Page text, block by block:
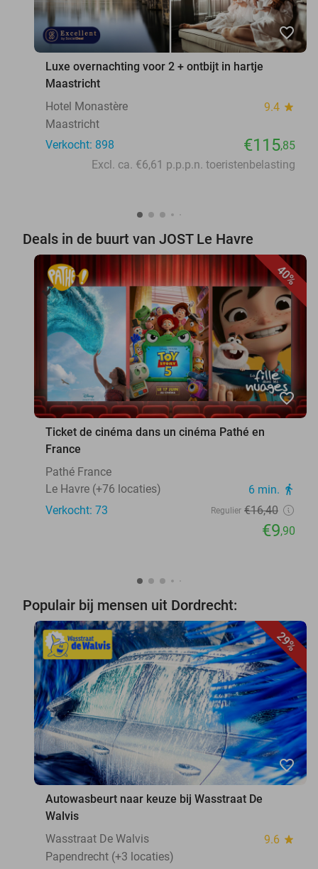
favorite_border
Luxe overnachting voor 2 + ontbijt in hartje
Maastricht
Hotel Monastère
9.4 star
Maastricht
Verkocht: 898
€115,85
Excl. ca. €6,61 p.p.p.n. toeristenbelasting
Deals in de buurt van JOST Le Havre
40%
favorite_border
Ticket de cinéma dans un cinéma Pathé en
France
Pathé France
Le Havre (+76 locaties)
6 min. directions_walk
Verkocht: 73 Regulier €16,40
€9,90
Populair bij mensen uit Dordrecht:
29%
favorite_border
Autowasbeurt naar keuze bij Wasstraat De
Walvis
Wasstraat De Walvis
9.6 star
Papendrecht (+3 locaties)